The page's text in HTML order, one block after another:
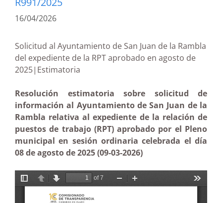
16/04/2026
Solicitud al Ayuntamiento de San Juan de la Rambla
del expediente de la RPT aprobado en agosto de
2025|Estimatoria
Resolución estimatoria sobre solicitud de
información al Ayuntamiento de San Juan de la
Rambla relativa al expediente de la relación de
puestos de trabajo (RPT) aprobado por el Pleno
municipal en sesión ordinaria celebrada el día
08 de agosto de 2025 (09-03-2026)